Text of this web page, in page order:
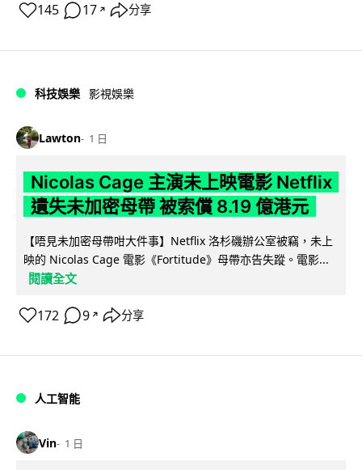
145 17 ↗ 分享
科技娛樂 影視娛樂
Lawton 1 日
Nicolas Cage 主演未上映電影 Netflix
遺失未加密母帶 被索償 8.19 億港元
【唔見未加密母帶咁大件事】Netflix 洛杉磯辦公室被竊，未上
映的 Nicolas Cage 電影《Fortitude》母帶亦告失蹤。電影...
閱讀全文
172 9 ↗ 分享
人工智能
Vin 1 日